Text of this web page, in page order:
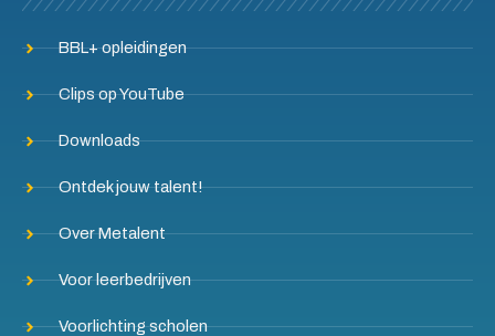
BBL+ opleidingen
Clips op YouTube
Downloads
Ontdek jouw talent!
Over Metalent
Voor leerbedrijven
Voorlichting scholen